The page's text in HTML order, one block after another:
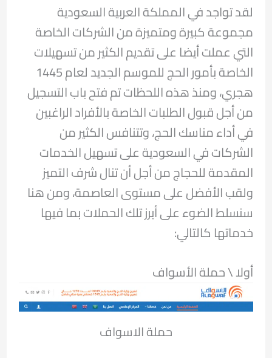
لقد تواجد في المملكة العربية السعودية
مجموعة كبيرة ومتميزة من الشركات الخاصة
التي عملت أيضا على تقديم الكثير من تسهيلات
الخاصة بأمور الحج للموسم الجديد لعام 1445
هجري، ومنذ هذه اللحظات تم فتح باب التسجيل
من أجل قبول الطلبات الخاصة بالأفراد الراغبين
في أداء مناسك الحج، وتتنافس الكثير من
الشركات في السعودية على تسهيل الخدمات
المقدمة للحجاج من أجل أن تنال شرف التميز
ولقب الأفضل على مستوى العاصمة، ومن هنا
سنسلط الضوء على أبرز تلك الحملات بما فيها
خدماتها كالتالي:
أولا \ حملة الأسواف
حملة الاسواف